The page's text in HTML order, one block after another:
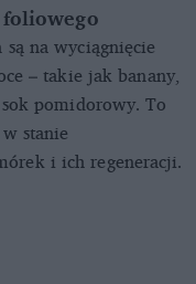
foliowego
na wyciągnięcie
– takie jak banany,
pomidorowy. To
stanie
i ich regeneracji.